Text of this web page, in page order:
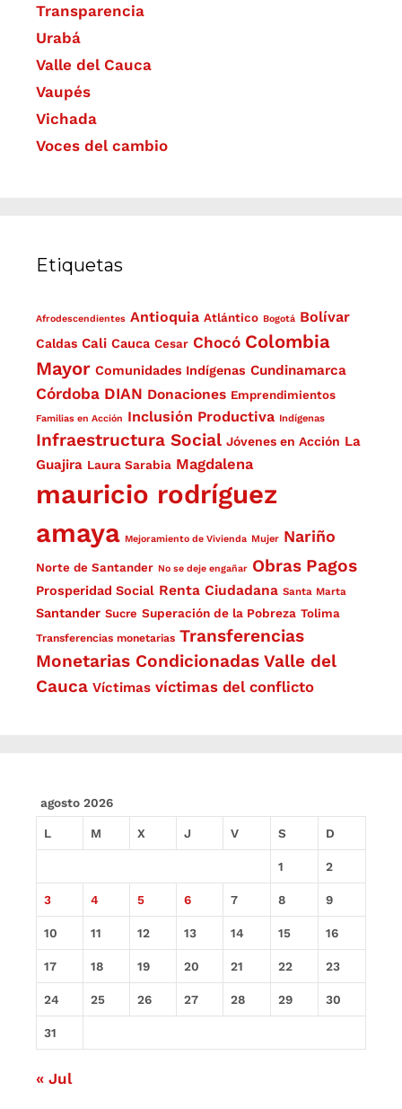
Transparencia
Urabá
Valle del Cauca
Vaupés
Vichada
Voces del cambio
Etiquetas
Afrodescendientes Antioquia Atlántico Bogotá Bolívar
Caldas Cali Cauca Cesar Chocó Colombia
Mayor Comunidades Indígenas Cundinamarca
Córdoba DIAN Donaciones Emprendimientos
Familias en Acción Inclusión Productiva Indígenas
Infraestructura Social Jóvenes en Acción La
Guajira Laura Sarabia Magdalena
mauricio rodríguez
amaya Mejoramiento de Vivienda Mujer Nariño
Norte de Santander No se deje engañar Obras Pagos
Prosperidad Social Renta Ciudadana Santa Marta
Santander Sucre Superación de la Pobreza Tolima
Transferencias monetarias Transferencias
Monetarias Condicionadas Valle del
Cauca Víctimas víctimas del conflicto
agosto 2026
L M X J V S D
1 2
3 4 5 6 7 8 9
10 11 12 13 14 15 16
17 18 19 20 21 22 23
24 25 26 27 28 29 30
31
« Jul